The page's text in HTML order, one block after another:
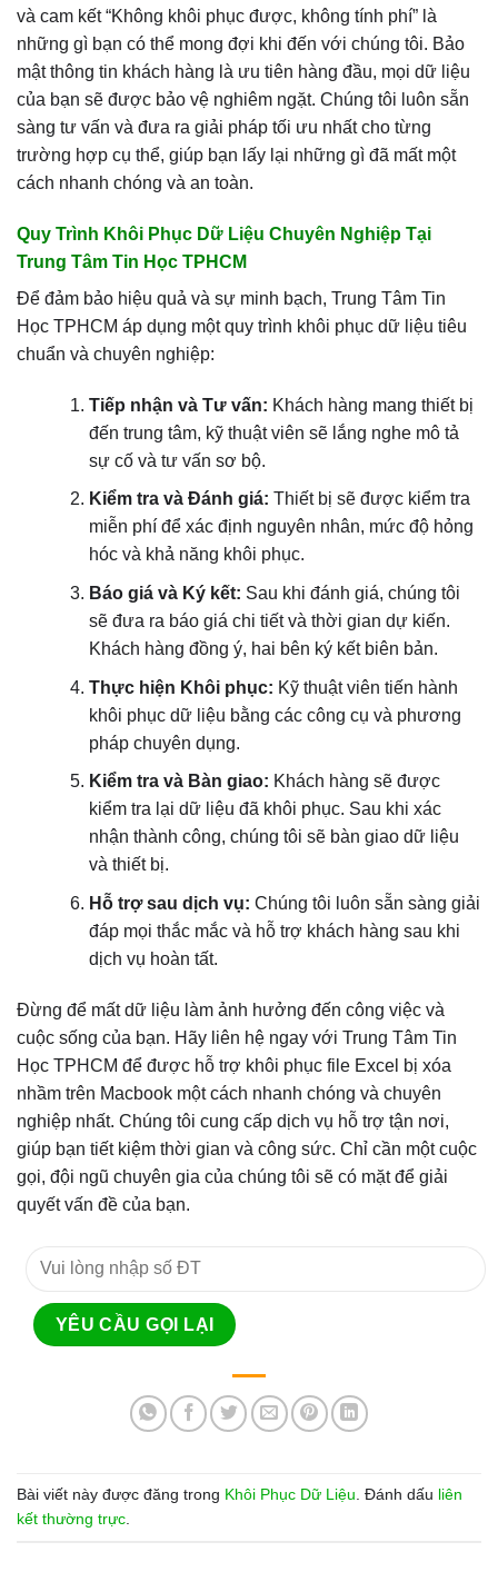
và cam kết “Không khôi phục được, không tính phí” là
những gì bạn có thể mong đợi khi đến với chúng tôi. Bảo
mật thông tin khách hàng là ưu tiên hàng đầu, mọi dữ liệu
của bạn sẽ được bảo vệ nghiêm ngặt. Chúng tôi luôn sẵn
sàng tư vấn và đưa ra giải pháp tối ưu nhất cho từng
trường hợp cụ thể, giúp bạn lấy lại những gì đã mất một
cách nhanh chóng và an toàn.
Quy Trình Khôi Phục Dữ Liệu Chuyên Nghiệp Tại
Trung Tâm Tin Học TPHCM
Để đảm bảo hiệu quả và sự minh bạch, Trung Tâm Tin
Học TPHCM áp dụng một quy trình khôi phục dữ liệu tiêu
chuẩn và chuyên nghiệp:
Tiếp nhận và Tư vấn: Khách hàng mang thiết bị
đến trung tâm, kỹ thuật viên sẽ lắng nghe mô tả
sự cố và tư vấn sơ bộ.
Kiểm tra và Đánh giá: Thiết bị sẽ được kiểm tra
miễn phí để xác định nguyên nhân, mức độ hỏng
hóc và khả năng khôi phục.
Báo giá và Ký kết: Sau khi đánh giá, chúng tôi
sẽ đưa ra báo giá chi tiết và thời gian dự kiến.
Khách hàng đồng ý, hai bên ký kết biên bản.
Thực hiện Khôi phục: Kỹ thuật viên tiến hành
khôi phục dữ liệu bằng các công cụ và phương
pháp chuyên dụng.
Kiểm tra và Bàn giao: Khách hàng sẽ được
kiểm tra lại dữ liệu đã khôi phục. Sau khi xác
nhận thành công, chúng tôi sẽ bàn giao dữ liệu
và thiết bị.
Hỗ trợ sau dịch vụ: Chúng tôi luôn sẵn sàng giải
đáp mọi thắc mắc và hỗ trợ khách hàng sau khi
dịch vụ hoàn tất.
Đừng để mất dữ liệu làm ảnh hưởng đến công việc và
cuộc sống của bạn. Hãy liên hệ ngay với Trung Tâm Tin
Học TPHCM để được hỗ trợ khôi phục file Excel bị xóa
nhầm trên Macbook một cách nhanh chóng và chuyên
nghiệp nhất. Chúng tôi cung cấp dịch vụ hỗ trợ tận nơi,
giúp bạn tiết kiệm thời gian và công sức. Chỉ cần một cuộc
gọi, đội ngũ chuyên gia của chúng tôi sẽ có mặt để giải
quyết vấn đề của bạn.
Bài viết này được đăng trong Khôi Phục Dữ Liệu. Đánh dấu liên
kết thường trực.